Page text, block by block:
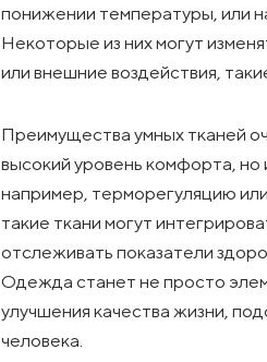
понижении температуры, или
Некоторые из них могут
или внешние воздействия,
Преимущества умных тканей
высокий уровень комфорта,
например, терморегуляцию
такие ткани могут
отслеживать показатели
Одежда станет не просто
улучшения качества жизни,
человека.